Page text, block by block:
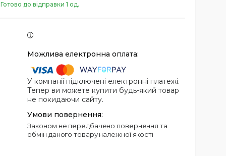
Готово до відправки 1 од.
У компанії підключені електронні платежі.
Тепер ви можете купити будь-який товар
не покидаючи сайту.
Законом не передбачено повернення та
обмін даного товару належної якості